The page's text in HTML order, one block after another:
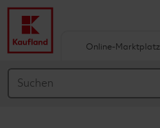
Hauptinhalt
Online-Marktplatz